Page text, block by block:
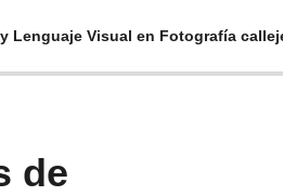
Lenguaje Visual en Fotografía
de